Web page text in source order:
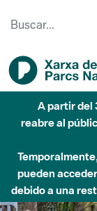
Hasta
Afectaciones en
a obras de